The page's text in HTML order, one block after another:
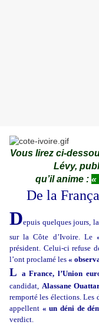
Vous lirez ci-
Lévy,
qu’il anime : «
De la
Depuis quelques jours,
sur la Côte d’Ivoire. Le
président. Celui-ci refuse
l’ont proclamé les «
L a France, l’Union
candidat, Alassane
remporté les élections.
appellent « un déni de
verdict.